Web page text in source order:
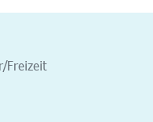
Freizeit